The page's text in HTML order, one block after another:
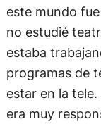
este mundo
no estudié
estaba
programas de
estar en la
era muy